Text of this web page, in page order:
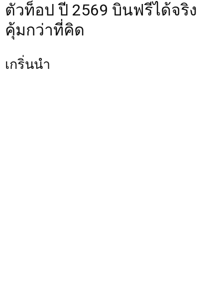
ตัวท็อป ปี 2569 บินฟรีได้จริง
คุ้มกว่าที่คิด
เกริ่นนำ